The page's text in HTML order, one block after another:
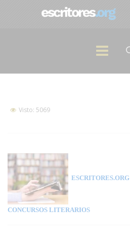
Visto: 5069
ESCRITORES.ORG
CONCURSOS LITERARIOS